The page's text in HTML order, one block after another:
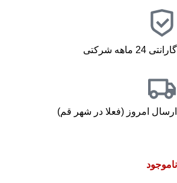
گارانتی 24 ماهه شرکتی
ارسال امروز (فعلا در شهر قم)
ناموجود